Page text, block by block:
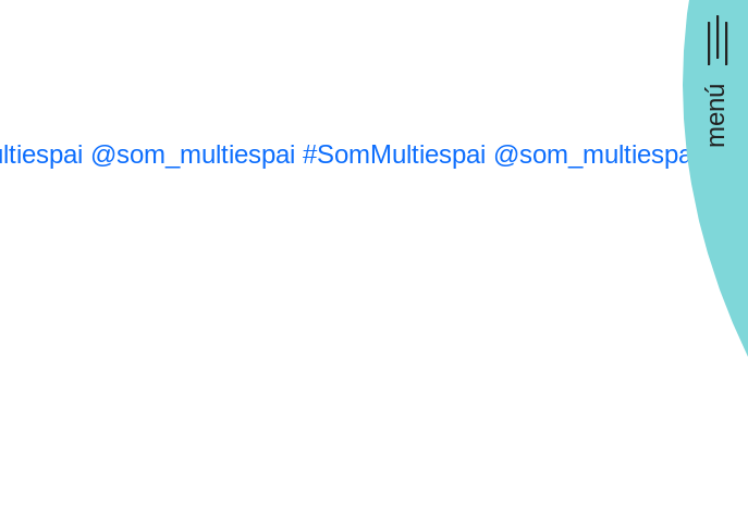
menú
@som_multiespai #SomMultiespai @som_multiespai